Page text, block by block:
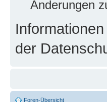
Änderungen
der
Foren-Übersicht